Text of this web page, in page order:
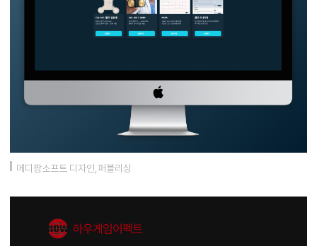
메디팜소프트 디자인,퍼블리싱